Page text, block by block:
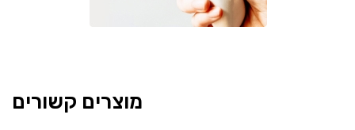
מוצרים קשורים